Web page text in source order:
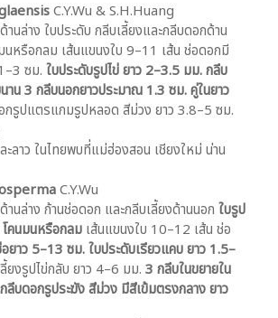
C.Y.Wu & S.H.Huang
นล่าง ใบประดับ กลีบเลี้ยงและกลีบดอกด้าน
นหรือกลม เส้นแขนงใบ 9–11 เส้น ช่อดอกมี
ซม. ใบประดับรูปไข่ ยาว 2–3.5 มม. กลีบ
าน 3 กลีบนอกยาวประมาณ 1.3 ซม. คู่ในยาว
กรูปแตรแกมรูปหลอด สีม่วง ยาว 3.8–5 ซม.
ลาว ในไทยพบที่แม่ฮ่องสอน เชียงใหม่ น่าน
C.Y.Wu
นล่าง ก้านช่อดอก และกลีบเลี้ยงด้านนอก ใบรูป
คนมนหรือกลม เส้นแขนงใบ 10–12 เส้น ช่อ
ยาว 5–13 ซม. ใบประดับเรียวแคบ ยาว 1.5–
ยงรูปไข่กลับ ยาว 4–6 มม. 3 กลีบในขยายใน
บดอกรูประฆัง สีม่วง มีสีเข้มตรงกลาง ยาว